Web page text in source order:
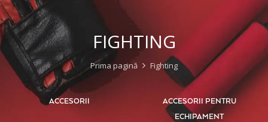
FIGHTING
Prima pagină Fighting
ACCESORII
ACCESORII PENTRU
ECHIPAMENT